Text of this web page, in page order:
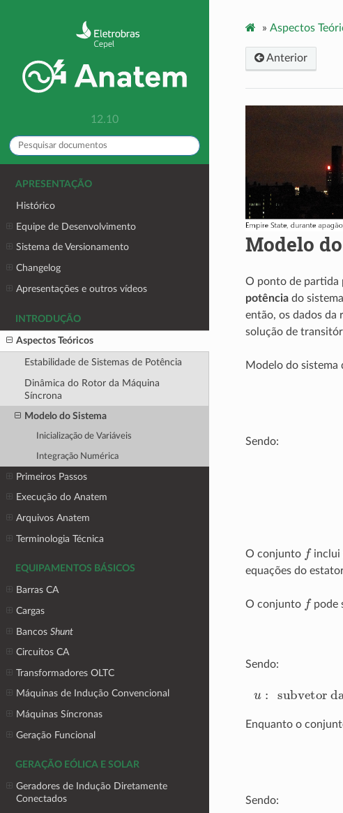
12.10
APRESENTAÇÃO
Histórico
Equipe de Desenvolvimento
Sistema de Versionamento
Changelog
Apresentações e outros vídeos
INTRODUÇÃO
Aspectos Teóricos
Estabilidade de Sistemas de Potência
Dinâmica do Rotor da Máquina
Síncrona
Modelo do Sistema
Inicialização de Variáveis
Integração Numérica
Primeiros Passos
Execução do Anatem
Arquivos Anatem
Terminologia Técnica
EQUIPAMENTOS BÁSICOS
Barras CA
Cargas
BancosShunt
Circuitos CA
Transformadores OLTC
Máquinas de Indução Convencional
Máquinas Síncronas
Geração Funcional
GERAÇÃO EÓLICA E SOLAR
Geradores de Indução Diretamente
Conectados
» Aspectos
Anterior
Modelo
O ponto de partida
potênciado
então, os dados da
solução de
Modelo do sistema
Sendo:
O conjunto f inclui
equações do
O conjunto f pode
Sendo:
subvetor
Enquanto o
Sendo: